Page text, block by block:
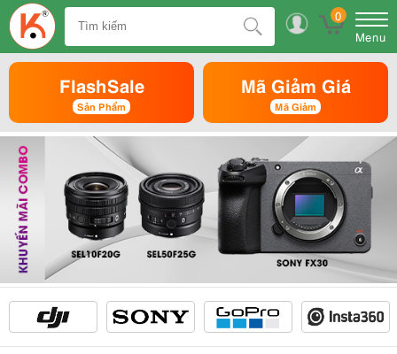
0
Menu
FlashSale
Sản Phẩm
Mã Giảm Giá
Mã Giảm